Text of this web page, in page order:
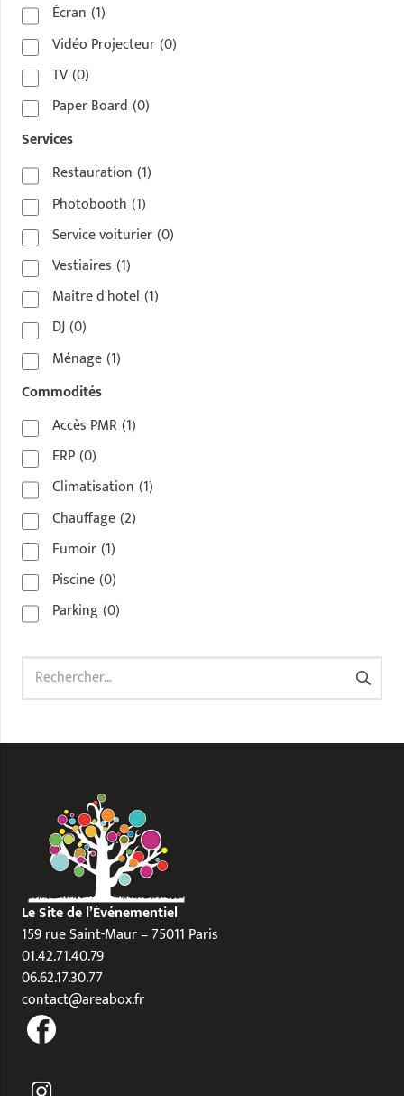
Écran (1)
Vidéo Projecteur(0)
TV(0)
Paper Board (0)
Services
Restauration (1)
Photobooth (1)
Service voiturier(0)
Vestiaires (1)
Maitre d'hotel (1)
DJ(0)
Ménage(1)
Commodités
Accès PMR (1)
ERP(0)
Climatisation (1)
Chauffage(2)
Fumoir(1)
Piscine(0)
Parking(0)
Rechercher :
Le Site de l’Événementiel
159 rue Saint-Maur – 75011 Paris
01.42.71.40.79
06.62.17.30.77
contact@areabox.fr